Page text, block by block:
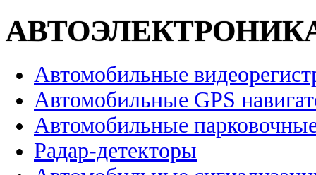
Автомобильные
Автомобильные GPS
Автомобильные
Радар-детекторы